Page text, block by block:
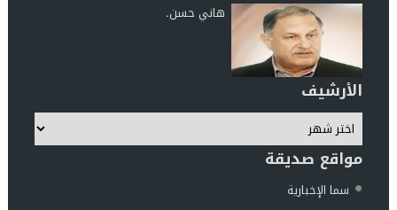
هاني حسن.
الأرشيف
مواقع صديقة
سما الإخبارية